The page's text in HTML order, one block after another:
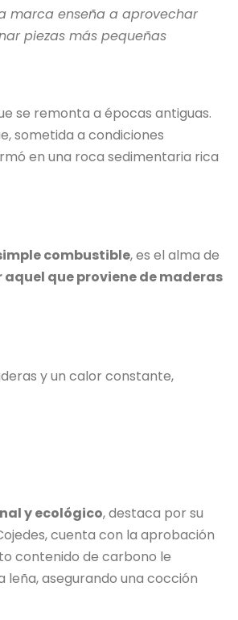
marca enseña a aprovechar
piezas más pequeñas
se remonta a épocas antiguas.
sometida a condiciones
en una roca sedimentaria rica
combustible, es el alma de
que proviene de maderas
y un calor constante,
y ecológico, destaca por su
cuenta con la aprobación
contenido de carbono le
asegurando una cocción